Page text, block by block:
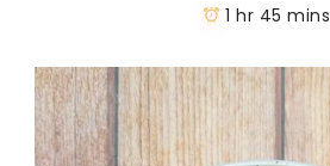
1 hr 45 mins